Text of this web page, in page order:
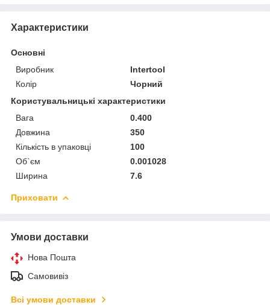
Характеристики
Основні
Виробник
Intertool
Колір
Чорний
Користувальницькі характеристики
Вага
0.400
Довжина
350
Кількість в упаковці
100
Об`єм
0.001028
Ширина
7.6
Приховати
Умови доставки
Нова Пошта
Самовивіз
Всі умови доставки